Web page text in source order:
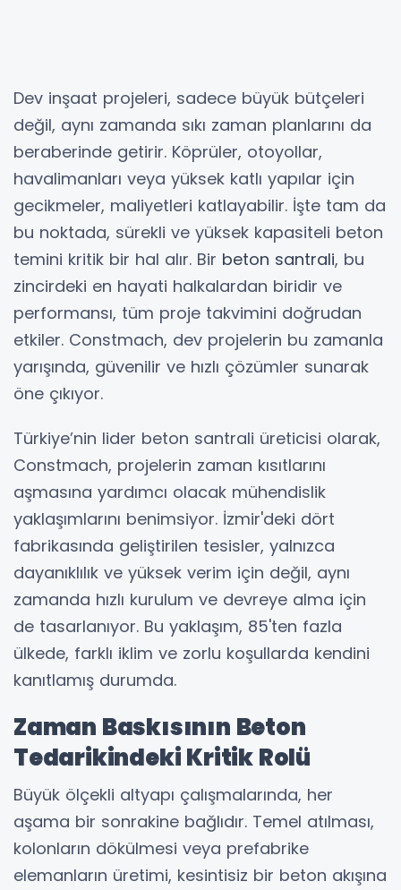
Dev inşaat projeleri, sadece büyük bütçeleri
değil, aynı zamanda sıkı zaman planlarını da
beraberinde getirir. Köprüler, otoyollar,
havalimanları veya yüksek katlı yapılar için
gecikmeler, maliyetleri katlayabilir. İşte tam da
bu noktada, sürekli ve yüksek kapasiteli beton
temini kritik bir hal alır. Bir beton santrali, bu
zincirdeki en hayati halkalardan biridir ve
performansı, tüm proje takvimini doğrudan
etkiler. Constmach, dev projelerin bu zamanla
yarışında, güvenilir ve hızlı çözümler sunarak
öne çıkıyor.
Türkiye’nin lider beton santrali üreticisi olarak,
Constmach, projelerin zaman kısıtlarını
aşmasına yardımcı olacak mühendislik
yaklaşımlarını benimsiyor. İzmir'deki dört
fabrikasında geliştirilen tesisler, yalnızca
dayanıklılık ve yüksek verim için değil, aynı
zamanda hızlı kurulum ve devreye alma için
de tasarlanıyor. Bu yaklaşım, 85'ten fazla
ülkede, farklı iklim ve zorlu koşullarda kendini
kanıtlamış durumda.
Zaman Baskısının Beton
Tedarikindeki Kritik Rolü
Büyük ölçekli altyapı çalışmalarında, her
aşama bir sonrakine bağlıdır. Temel atılması,
kolonların dökülmesi veya prefabrike
elemanların üretimi, kesintisiz bir beton akışına